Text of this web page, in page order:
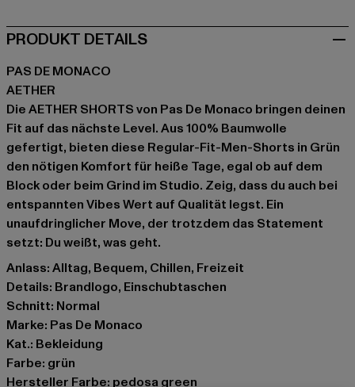
PRODUKT DETAILS
PAS DE MONACO
AETHER
Die AETHER SHORTS von Pas De Monaco bringen deinen
Fit auf das nächste Level. Aus 100% Baumwolle
gefertigt, bieten diese Regular-Fit-Men-Shorts in Grün
den nötigen Komfort für heiße Tage, egal ob auf dem
Block oder beim Grind im Studio. Zeig, dass du auch bei
entspannten Vibes Wert auf Qualität legst. Ein
unaufdringlicher Move, der trotzdem das Statement
setzt: Du weißt, was geht.
Anlass: Alltag, Bequem, Chillen, Freizeit
Details: Brandlogo, Einschubtaschen
Schnitt: Normal
Marke: Pas De Monaco
Kat.: Bekleidung
Farbe: grün
Hersteller Farbe: pedosa green